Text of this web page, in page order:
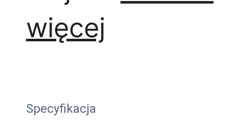
więcej
Specyfikacja